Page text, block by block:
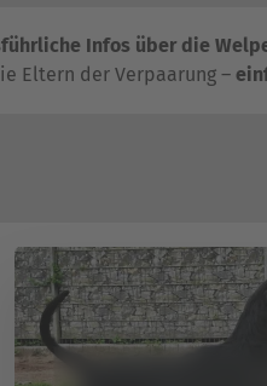
Infos über die
Eltern der Verpaarung –